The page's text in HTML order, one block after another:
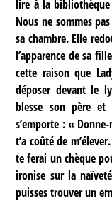
lire à la bibliothèque
Nous ne sommes
sa chambre. Elle
l’apparence de sa
cette raison que
déposer devant le
blesse son père et
s’emporte : «
t’a coûté de
te ferai un chèque
ironise sur la
puisses trouver un